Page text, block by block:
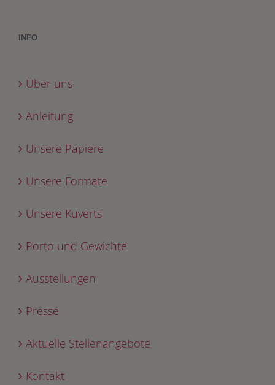
INFO
Über uns
Anleitung
Unsere Papiere
Unsere Formate
Unsere Kuverts
Porto und Gewichte
Ausstellungen
Presse
Aktuelle Stellenangebote
Kontakt